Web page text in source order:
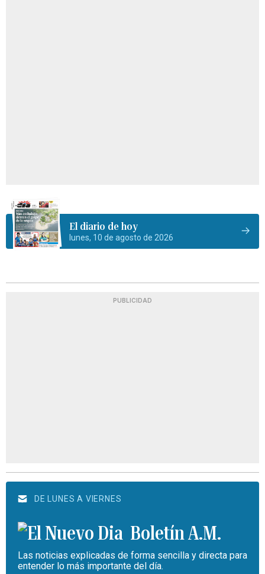
El diario de hoy
lunes, 10 de agosto de 2026
PUBLICIDAD
DE LUNES A VIERNES
Boletín A.M.
Las noticias explicadas de forma sencilla y directa para
entender lo más importante del día.